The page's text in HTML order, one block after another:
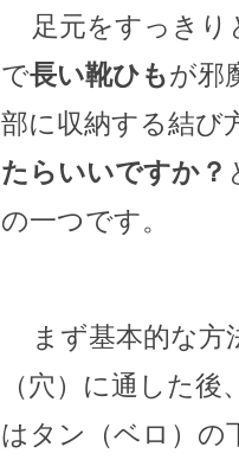
足元をすっき
で長い靴ひもが邪
部に収納する結び
たらいいですか？
の一つです。
まず基本的な
（穴）に通した
はタン（ベロ）の